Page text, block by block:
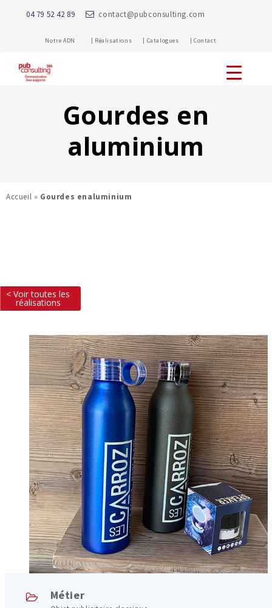
04 79 52 42 89 contact@pubconsulting.com
Notre ADN | Réalisations | Catalogues | Contact
Gourdes en
aluminium
Accueil » Gourdes enaluminium
< Voir toutes les
réalisations
Métier